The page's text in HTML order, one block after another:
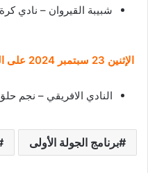
شبيبة القيروان – نادي
الإثنين 23 سبتمبر 2024 على الساعة 18:00
النادي الافريقي – نجم
برنامج الجولة الأولى